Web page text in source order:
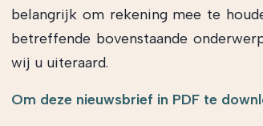
belangrijk om rekening mee te
betreffende bovenstaande
wij u uiteraard.
Om deze nieuwsbrief in PDF te